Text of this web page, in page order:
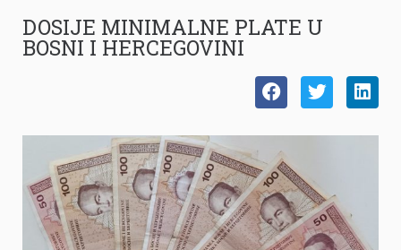
DOSIJE MINIMALNE PLATE U
BOSNI I HERCEGOVINI